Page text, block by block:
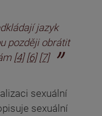
jazyk
později obrátit
[4] [6] [7]
sexuální
sexuální